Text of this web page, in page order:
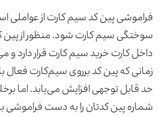
فراموشی پین کد سیم کارت از عواملی
سوختگی سیم کارت شود. منظور از
داخل کارت خرید سیم کارت قرار دارد و
زمانی که پین کد برروی سیم‌کارت فعال
حد قابل توجهی افزایش می‌یابد. اما